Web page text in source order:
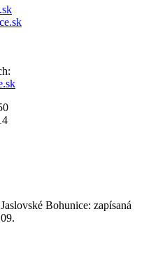
Bohunice: zapísaná